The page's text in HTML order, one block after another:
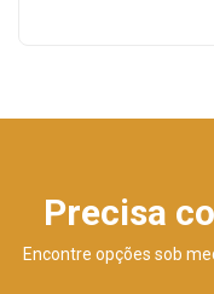
Precisa
Encontre opções sob